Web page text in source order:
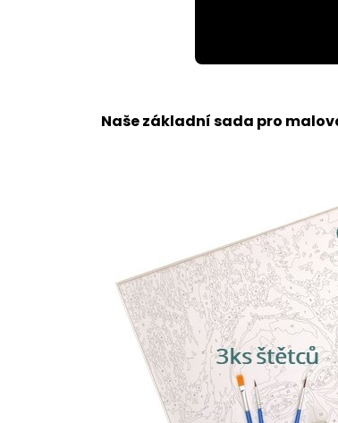
Naše základní sada pro